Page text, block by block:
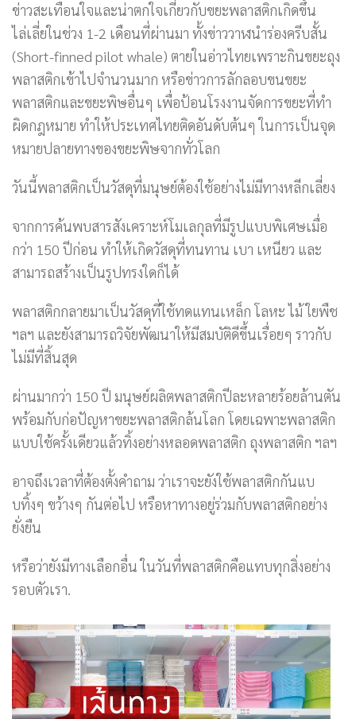
ข่าวสะเทือนใจและน่าตกใจเกี่ยวกับขยะพลาสติกเกิดขึ้น
ไล่เลี่ยในช่วง 1-2 เดือนที่ผ่านมา ทั้งข่าววาฬนำร่องครีบสั้น
(Short-finned pilot whale) ตายในอ่าวไทยเพราะกินขยะถุง
พลาสติกเข้าไปจำนวนมาก หรือข่าวการลักลอบขนขยะ
พลาสติกและขยะพิษอื่นๆ เพื่อป้อนโรงงานจัดการขยะที่ทำ
ผิดกฎหมาย ทำให้ประเทศไทยติดอันดับต้นๆ ในการเป็นจุด
หมายปลายทางของขยะพิษจากทั่วโลก
วันนี้พลาสติกเป็นวัสดุที่มนุษย์ต้องใช้อย่างไม่มีทางหลีกเลี่ยง
จากการค้นพบสารสังเคราะห์โมเลกุลที่มีรูปแบบพิเศษเมื่อ
กว่า 150 ปีก่อน ทำให้เกิดวัสดุที่ทนทาน เบา เหนียว และ
สามารถสร้างเป็นรูปทรงใดก็ได้
พลาสติกกลายมาเป็นวัสดุที่ใช้ทดแทนเหล็ก โลหะ ไม้ ใยพืช
ฯลฯ และยังสามารถวิจัยพัฒนาให้มีสมบัติดีขึ้นเรื่อยๆ ราวกับ
ไม่มีที่สิ้นสุด
ผ่านมากว่า 150 ปี มนุษย์ผลิตพลาสติกปีละหลายร้อยล้านตัน
พร้อมกับก่อปัญหาขยะพลาสติกล้นโลก โดยเฉพาะพลาสติก
แบบใช้ครั้งเดียวแล้วทิ้งอย่างหลอดพลาสติก ถุงพลาสติก ฯลฯ
อาจถึงเวลาที่ต้องตั้งคำถาม ว่าเราจะยังใช้พลาสติกกันแบ
บทิ้งๆ ขว้างๆ กันต่อไป หรือหาทางอยู่ร่วมกับพลาสติกอย่าง
ยั่งยืน
หรือว่ายังมีทางเลือกอื่น ในวันที่พลาสติกคือแทบทุกสิ่งอย่าง
รอบตัวเรา.